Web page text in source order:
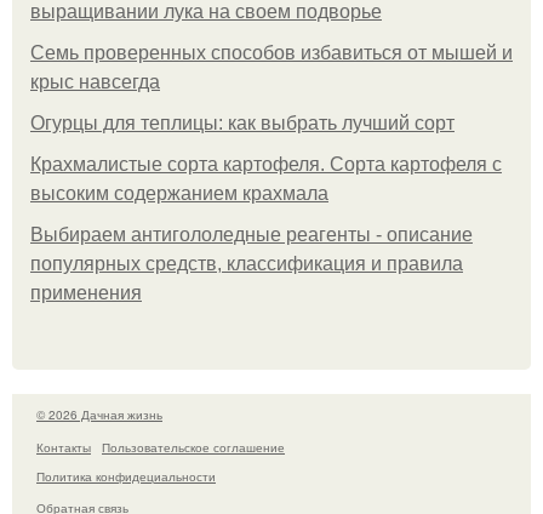
выращивании лука на своем подворье
Семь проверенных способов избавиться от мышей и
крыс навсегда
Огурцы для теплицы: как выбрать лучший сорт
Крахмалистые сорта картофеля. Сорта картофеля с
высоким содержанием крахмала
Выбираем антигололедные реагенты - описание
популярных средств, классификация и правила
применения
© 2026 Дачная жизнь
Контакты
Пользовательское соглашение
Политика конфидециальности
Обратная связь